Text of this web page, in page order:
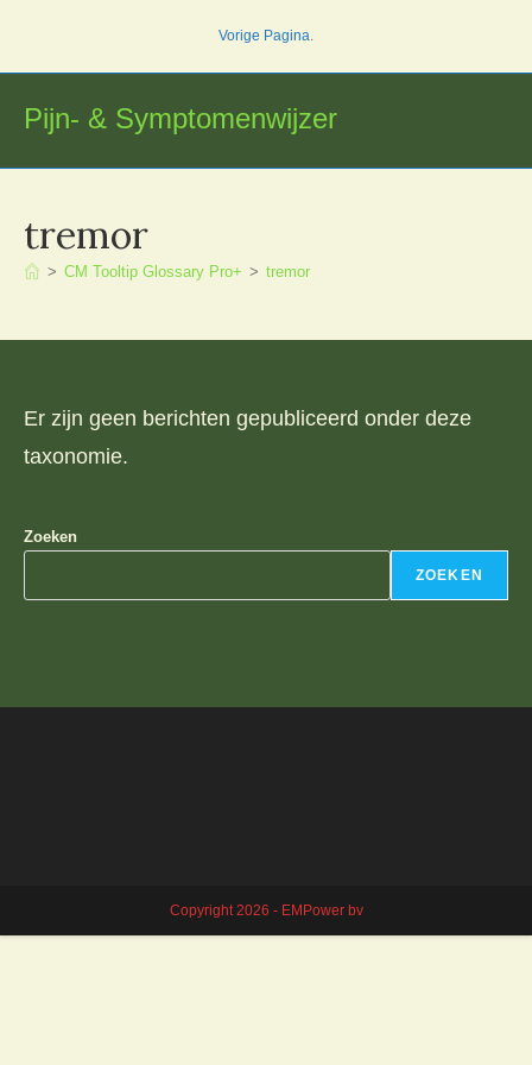
inhoud
Vorige Pagina.
Pijn- & Symptomenwijzer
tremor
> CM Tooltip Glossary Pro+ > tremor
Er zijn geen berichten gepubliceerd onder deze
taxonomie.
Zoeken
ZOEKEN
Copyright 2026 - EMPower bv